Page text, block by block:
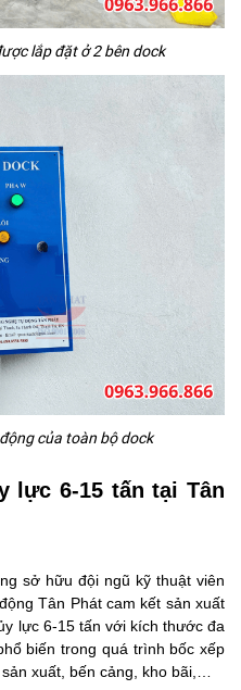
lắp đặt ở 2 bên dock
của toàn bộ dock
lực 6-15 tấn tại Tân
sở hữu đội ngũ kỹ thuật viên
Tân Phát cam kết sản xuất
lực 6-15 tấn với kích thước đa
biến trong quá trình bốc xếp
xuất, bến cảng, kho bãi,…